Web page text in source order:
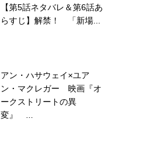
【第5話ネタバレ＆第6話あ
らすじ】解禁！ 「新場...
アン・ハサウェイ×ユア
ン・マクレガー 映画『オ
ークストリートの異
変』 ...